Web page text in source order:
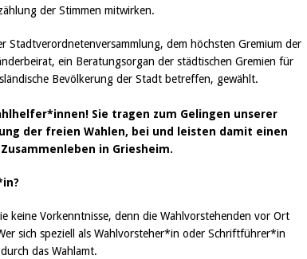
der Stimmen mitwirken.
Stadtverordnetenversammlung, dem höchsten Gremium der
ein Beratungsorgan der städtischen Gremien für
Bevölkerung der Stadt betreffen, gewählt.
Sie tragen zum Gelingen unserer
der freien Wahlen, bei und leisten damit einen
in Griesheim.
keine Vorkenntnisse, denn die Wahlvorstehenden vor Ort
sich speziell als Wahlvorsteher*in oder Schriftführer*in
das Wahlamt.